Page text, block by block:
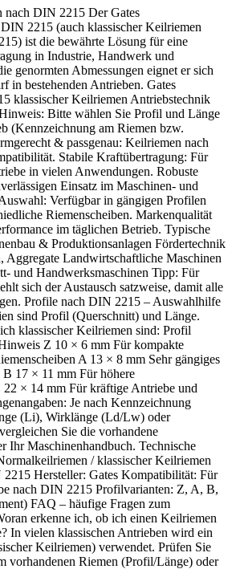
nach DIN 2215 Der Gates
2215 (auch klassischer Keilriemen
ist die bewährte Lösung für eine
in Industrie, Handwerk und
genormten Abmessungen eignet er sich
in bestehenden Antrieben. Gates
klassischer Keilriemen Antriebstechnik
Bitte wählen Sie Profil und Länge
(Kennzeichnung am Riemen bzw.
& passgenau: Keilriemen nach
Stabile Kraftübertragung: Für
in vielen Anwendungen. Robuste
Einsatz im Maschinen- und
Verfügbar in gängigen Profilen
Riemenscheiben. Markenqualität
im täglichen Betrieb. Typische
& Produktionsanlagen Fördertechnik
Aggregate Landwirtschaftliche Maschinen
und Handwerksmaschinen Tipp: Für
sich der Austausch satzweise, damit alle
Profile nach DIN 2215 – Auswahlhilfe
sind Profil (Querschnitt) und Länge.
klassischer Keilriemen sind: Profil
Z 10 × 6 mm Für kompakte
A 13 × 8 mm Sehr gängiges
17 × 11 mm Für höhere
22 × 14 mm Für kräftige Antriebe und
Je nach Kennzeichnung
(Li), Wirklänge (Ld/Lw) oder
Sie die vorhandene
Ihr Maschinenhandbuch. Technische
/ klassischer Keilriemen
Hersteller: Gates Kompatibilität: Für
nach DIN 2215 Profilvarianten: Z, A, B,
FAQ – häufige Fragen zum
erkenne ich, ob ich einen Keilriemen
In vielen klassischen Antrieben wird ein
Keilriemen) verwendet. Prüfen Sie
vorhandenen Riemen (Profil/Länge) oder